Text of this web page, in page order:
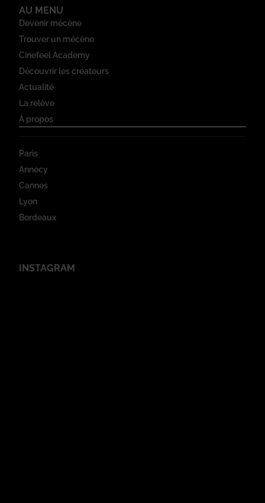
AU MENU
Devenir mécène
Trouver un mécène
Cinefeel Academy
Découvrir les créateurs
Actualité
La relève
À propos
Paris
Annecy
Cannes
Lyon
Bordeaux
INSTAGRAM